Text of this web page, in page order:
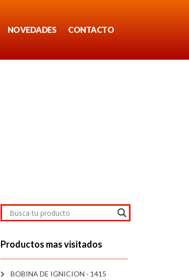
NOVEDADES CONTACTO
Productos mas visitados
BOBINA DE IGNICION - 1415